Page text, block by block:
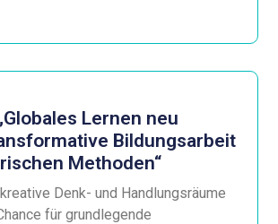
Lernen neu
Bildungsarbeit
Methoden“
Denk- und Handlungsräume
für grundlegende